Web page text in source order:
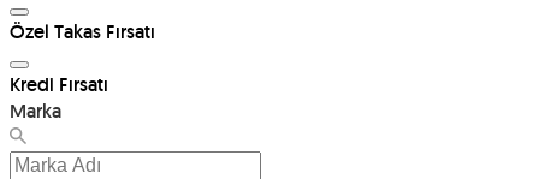
Özel Takas Fırsatı
Kredi Fırsatı
Marka